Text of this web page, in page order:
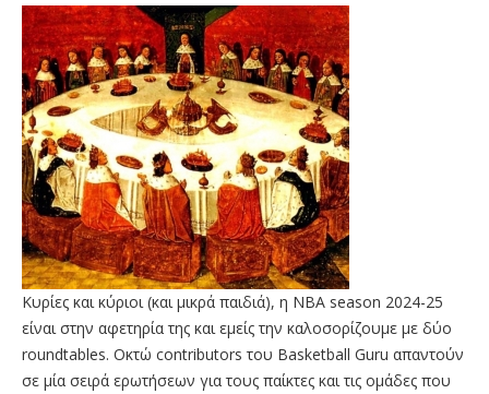
Κυρίες και κύριοι (και μικρά παιδιά), η NBA season 2024-25
είναι στην αφετηρία της και εμείς την καλοσορίζουμε με δύο
roundtables. Οκτώ contributors του Basketball Guru απαντούν
σε μία σειρά ερωτήσεων για τους παίκτες και τις ομάδες που